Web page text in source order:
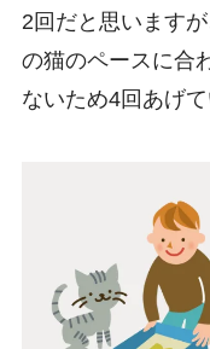
2回だと思います
の猫のペースに合
ないため4回あげて